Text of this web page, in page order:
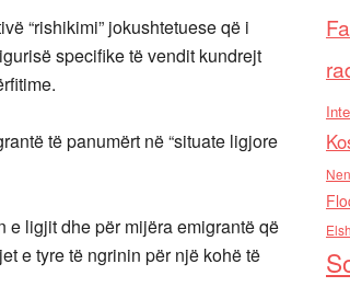
“rishikimi” jokushtetuese që i
specifike të vendit kundrejt
të panumërt në “situate ligjore
e ligjit dhe për mijëra emigrantë që
e tyre të ngrinin për një kohë të